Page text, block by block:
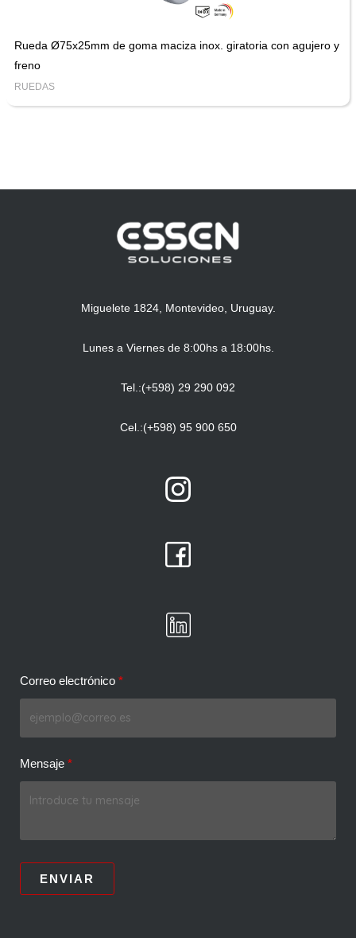
Rueda Ø75x25mm de goma maciza inox. giratoria con agujero y
freno
RUEDAS
Miguelete 1824, Montevideo, Uruguay.
Lunes a Viernes de 8:00hs a 18:00hs.
Tel.:(+598) 29 290 092
Cel.:(+598) 95 900 650
Correo electrónico
Mensaje
ENVIAR